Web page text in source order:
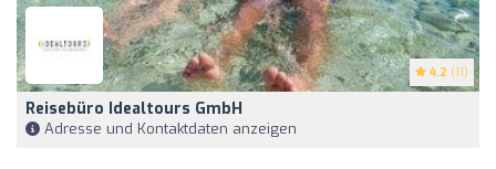
4.2 (11)
Reisebüro Idealtours GmbH
Adresse und Kontaktdaten anzeigen